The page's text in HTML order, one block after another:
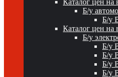
Каталог цен
Б/у
Б/у
Каталог цен на
Б/у
Б/у
Б/у
Б/у
Б/у